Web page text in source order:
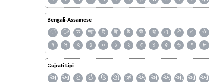
Bengali-Assamese
ঁ ং অ আ ই ঈ উ ঊ ঋ এ ঐ ও ঔ
ষ
স হ য় ০ ১ ২ ৩ ৪ ৫ ৬ ৭ ৮
Gujrati Lipi
અ આ ઇ ઈ ઉ ઊ ઋ ઍ એ ઐ ઑ ઓ ઔ